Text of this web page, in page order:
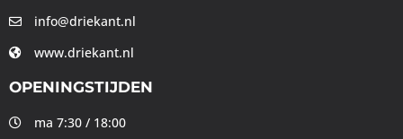
info@driekant.nl
www.driekant.nl
OPENINGSTIJDEN
ma 7:30 / 18:00